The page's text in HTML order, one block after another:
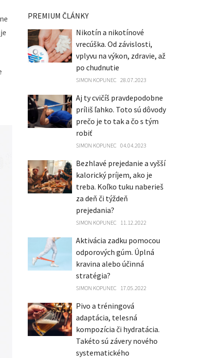
PREMIUM ČLÁNKY
Nikotín a nikotínové
vrecúška. Od závislosti,
vplyvu na výkon, zdravie, až
po chudnutie
SIMON KOPUNEC 28.07.2023
Aj ty cvičíš pravdepodobne
príliš ľahko. Toto sú dôvody
prečo je to tak a čo s tým
robiť
SIMON KOPUNEC 04.04.2023
Bezhlavé prejedanie a vyšší
kalorický príjem, ako je
treba. Koľko tuku naberieš
za deň či týždeň
prejedania?
SIMON KOPUNEC 11.12.2022
Aktivácia zadku pomocou
odporových gúm. Úplná
kravina alebo účinná
stratégia?
SIMON KOPUNEC 17.05.2022
Pivo a tréningová
adaptácia, telesná
kompozícia či hydratácia.
Takéto sú závery nového
systematického